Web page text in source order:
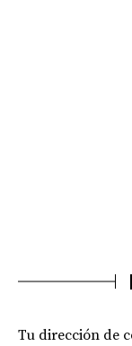
Tu dirección de